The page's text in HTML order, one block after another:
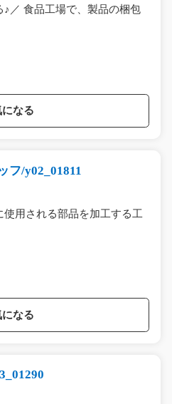
♪／ 食品工場で、製品の梱包
になる
フ/y02_01811
用される部品を加工する工
になる